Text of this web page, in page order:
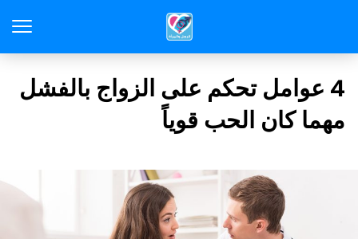
4 عوامل تحكم على الزواج بالفشل
مهما كان الحب قوياً